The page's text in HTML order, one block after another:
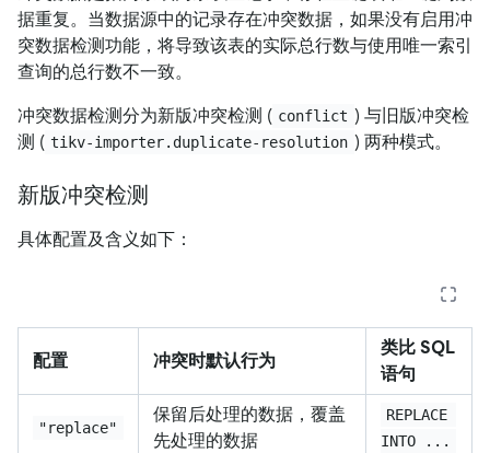
据重复。当数据源中的记录存在冲突数据，如果没有启用冲
突数据检测功能，将导致该表的实际总行数与使用唯一索引
查询的总行数不一致。
冲突数据检测分为新版冲突检测 ( conflict ) 与旧版冲突检
测 ( tikv-importer.duplicate-resolution ) 两种模式。
新版冲突检测
具体配置及含义如下：
配置 冲突时默认行为
类比 SQL
语句
"replace"
保留后处理的数据，覆盖
先处理的数据
REPLACE
INTO ...